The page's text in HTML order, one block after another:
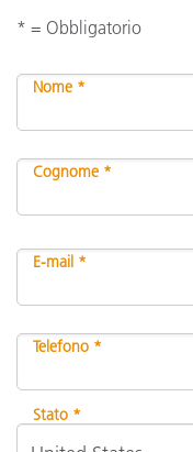
* = Obbligatorio
Nome *
Cognome *
E-mail *
Telefono *
Stato *